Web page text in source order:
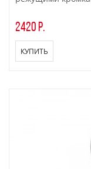
2420 р.
КУПИТЬ